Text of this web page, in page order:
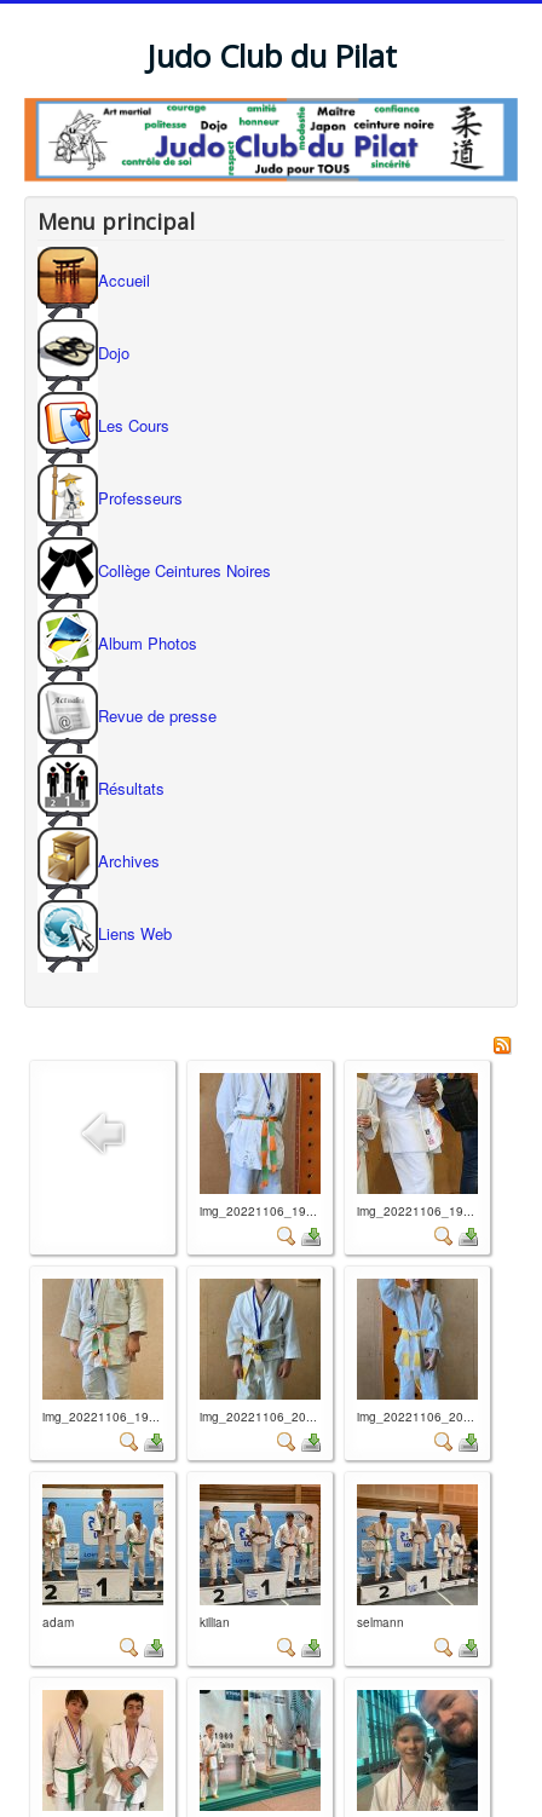
Judo Club du Pilat
Menu principal
Accueil
Dojo
Les Cours
Professeurs
Collège Ceintures Noires
Album Photos
Revue de presse
Résultats
Archives
Liens Web
img_20221106_19... img_20221106_19...
img_20221106_19... img_20221106_20... img_20221106_20...
adam killian selmann